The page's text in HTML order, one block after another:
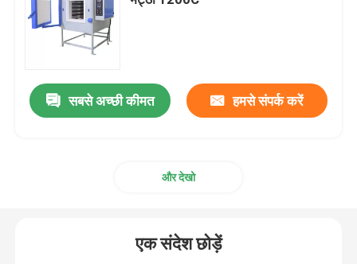
औद्योगिक कक्ष भट्ठी
नियंत्रित वातावरण भट्टी
सबसे अच्छी कीमत हमसे संपर्क करें
और देखो
एक संदेश छोड़ें